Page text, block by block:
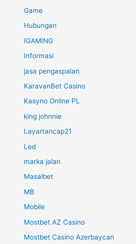
Game
Hubungan
IGAMING
Informasi
jasa pengaspalan
KaravanBet Casino
Kasyno Online PL
king johnnie
Layartancap21
Led
marka jalan
Masalbet
MB
Mobile
Mostbet AZ Casino
Mostbet Casino Azerbaycan